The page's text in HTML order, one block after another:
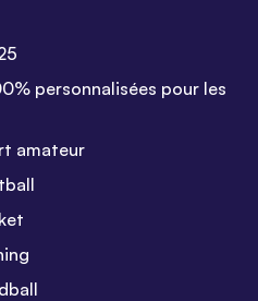
personnalisées pour les
amateur